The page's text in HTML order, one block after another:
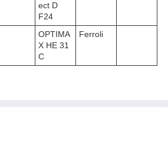
ect D
F24
OPTIMA
X HE 31
C
Ferroli